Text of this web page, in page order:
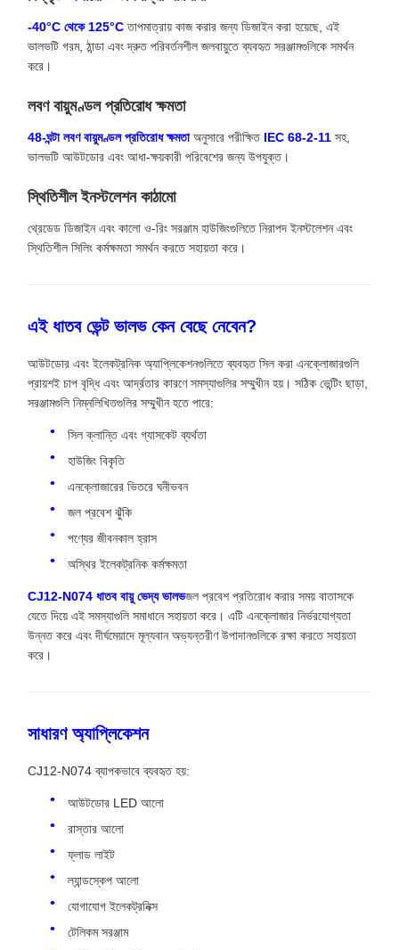
-40°C থেকে 125°Cতাপমাত্রায় কাজ করার জন্য ডিজাইন করা হয়েছে, এই
ভালভটি গরম, ঠান্ডা এবং দ্রুত পরিবর্তনশীল জলবায়ুতে ব্যবহৃত সরঞ্জামগুলিকে সমর্থন
করে।
লবণ বায়ুমণ্ডল প্রতিরোধ ক্ষমতা
48-ঘন্টা লবণ বায়ুমণ্ডল প্রতিরোধ ক্ষমতাঅনুসারে পরীক্ষিত IEC 68-2-11 সহ,
ভালভটি আউটডোর এবং আধা-ক্ষয়কারী পরিবেশের জন্য উপযুক্ত।
স্থিতিশীল ইনস্টলেশন কাঠামো
থ্রেডেড ডিজাইন এবং কালো ও-রিং সরঞ্জাম হাউজিংগুলিতে নিরাপদ ইনস্টলেশন এবং
স্থিতিশীল সিলিং কর্মক্ষমতা সমর্থন করতে সহায়তা করে।
এই ধাতব ভেন্ট ভালভ কেন বেছে নেবেন?
আউটডোর এবং ইলেকট্রনিক অ্যাপ্লিকেশনগুলিতে ব্যবহৃত সিল করা এনক্লোজারগুলি
প্রায়শই চাপ বৃদ্ধি এবং আর্দ্রতার কারণে সমস্যাগুলির সম্মুখীন হয়। সঠিক ভেন্টিং ছাড়া,
সরঞ্জামগুলি নিম্নলিখিতগুলির সম্মুখীন হতে পারে:
সিল ক্লান্তি এবং গ্যাসকেট ব্যর্থতা
হাউজিং বিকৃতি
এনক্লোজারের ভিতরে ঘনীভবন
জল প্রবেশ ঝুঁকি
পণ্যের জীবনকাল হ্রাস
অস্থির ইলেকট্রনিক কর্মক্ষমতা
CJ12-N074 ধাতব বায়ু ভেদ্য ভালভজল প্রবেশ প্রতিরোধ করার সময় বাতাসকে
যেতে দিয়ে এই সমস্যাগুলি সমাধানে সহায়তা করে। এটি এনক্লোজার নির্ভরযোগ্যতা
উন্নত করে এবং দীর্ঘমেয়াদে মূল্যবান অভ্যন্তরীণ উপাদানগুলিকে রক্ষা করতে সহায়তা
করে।
সাধারণ অ্যাপ্লিকেশন
CJ12-N074 ব্যাপকভাবে ব্যবহৃত হয়:
আউটডোর LED আলো
রাস্তার আলো
ফ্লাড লাইট
ল্যান্ডস্কেপ আলো
যোগাযোগ ইলেকট্রনিক্স
টেলিকম সরঞ্জাম